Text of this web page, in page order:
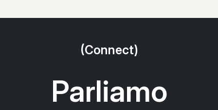
(Connect)
Parliamo